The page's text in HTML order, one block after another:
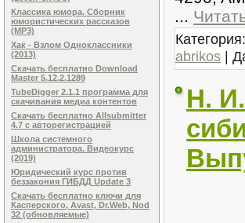
Классика юмора. Сборник
юмористических рассказов
(MP3)
Хак - Взлом Одноклассники
(2013)
Скачать бесплатно Download
Master 5.12.2.1289
TubeDigger 2.1.1 программа для
скачивания медиа контентов
Скачать бесплатно Allsubmitter
4.7 с авторегистрацией
Школа системного
администратора. Видеокурс
(2019)
Юридический курс против
беззакония ГИБДД Update 3
Скачать бесплатно ключи для
Касперского, Avast, Dr.Web, Nod
32 (обновляемые)
...
Категория:
abrikos |
Н.